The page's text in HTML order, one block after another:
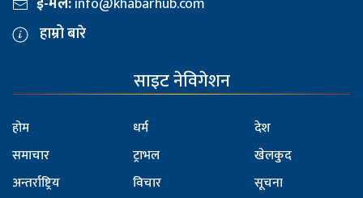
हाम्रो बारे
साइट नेविगेशन
होम
समाचार
अन्तर्राष्ट्रिय
धर्म
ट्राभल
विचार
देश
खेलकुद
सूचना